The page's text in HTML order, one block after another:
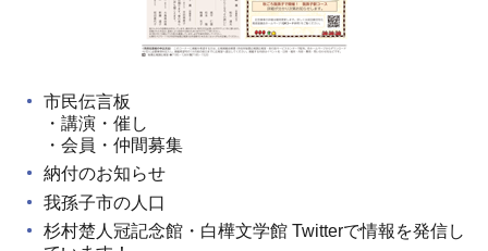
市民伝言板
・講演・催し
・会員・仲間募集
納付のお知らせ
我孫子市の人口
杉村楚人冠記念館・白樺文学館 Twitterで情報を発信し